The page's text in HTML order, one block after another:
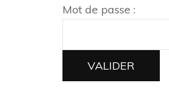
Mot de passe :